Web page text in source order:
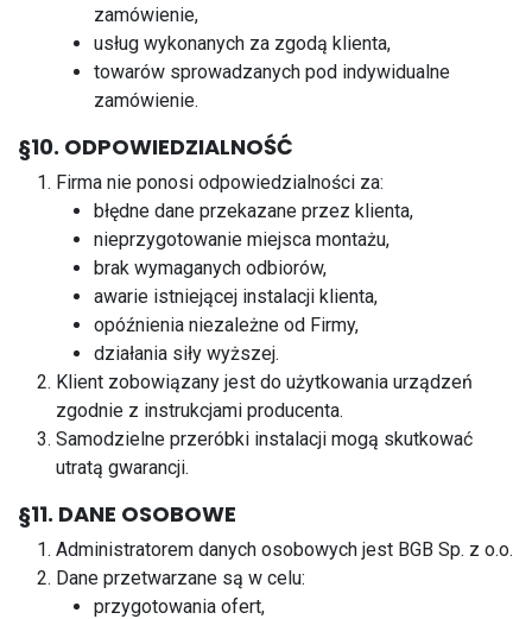
zamówienie,
usług wykonanych za zgodą klienta,
towarów sprowadzanych pod indywidualne
zamówienie.
§10. ODPOWIEDZIALNOŚĆ
Firma nie ponosi odpowiedzialności za:
błędne dane przekazane przez klienta,
nieprzygotowanie miejsca montażu,
brak wymaganych odbiorów,
awarie istniejącej instalacji klienta,
opóźnienia niezależne od Firmy,
działania siły wyższej.
Klient zobowiązany jest do użytkowania urządzeń
zgodnie z instrukcjami producenta.
Samodzielne przeróbki instalacji mogą skutkować
utratą gwarancji.
§11. DANE OSOBOWE
Administratorem danych osobowych jest BGB Sp. z o.o.
Dane przetwarzane są w celu:
przygotowania ofert,